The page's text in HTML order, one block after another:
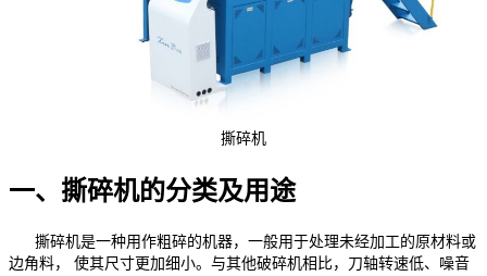
撕碎机
一、撕碎机的分类及用途
撕碎机是一种用作粗碎的机器，一般用于处理未经加工的原材料或
边角料， 使其尺寸更加细小。与其他破碎机相比，刀轴转速低、噪音